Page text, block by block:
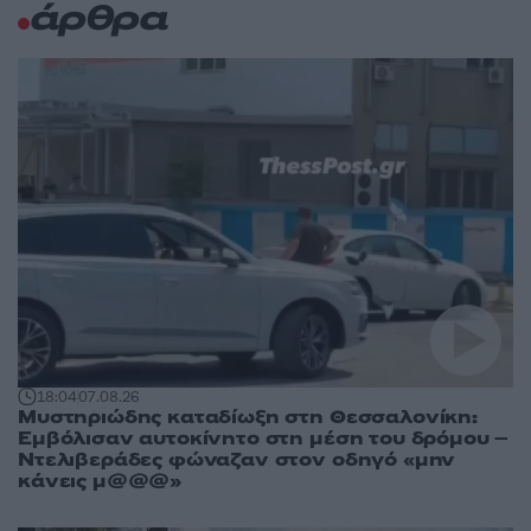
άρθρα
18:0407.08.26
Μυστηριώδης καταδίωξη στη Θεσσαλονίκη:
Εμβόλισαν αυτοκίνητο στη μέση του δρόμου –
Ντελιβεράδες φώναζαν στον οδηγό «μην
κάνεις μ@@@»